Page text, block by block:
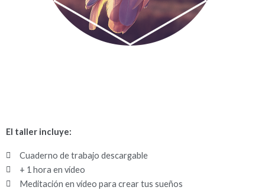
El taller incluye:
Cuaderno de trabajo descargable
+ 1 hora en vídeo
Meditación en vídeo para crear tus sueños